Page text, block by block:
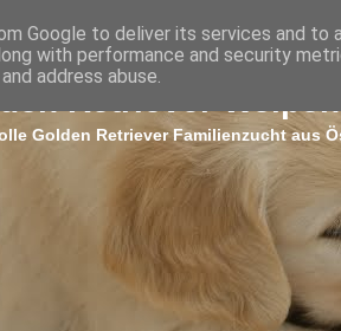
Golden Retriever Familienzucht aus
Google to deliver its services and to
with performance and security
address abuse.